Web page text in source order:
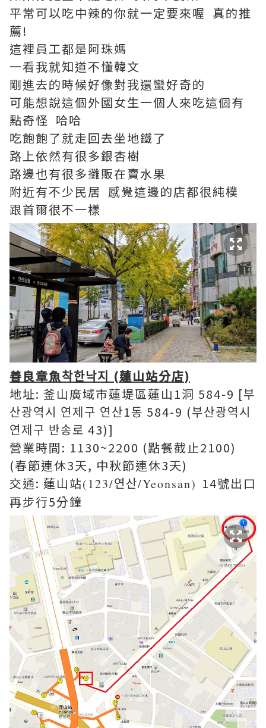
平常可以吃中辣的你就一定要來喔 真的推
薦!
這裡員工都是阿珠媽
一看我就知道不懂韓文
剛進去的時候好像對我還蠻好奇的
可能想說這個外國女生一個人來吃這個有
點奇怪 哈哈
吃飽飽了就走回去坐地鐵了
路上依然有很多銀杏樹
路邊也有很多攤販在賣水果
附近有不少民居 感覺這邊的店都很純樸
跟首爾很不一樣
善良章魚착한낙지 (蓮山站分店)
地址: 釜山廣域市蓮堤區蓮山1洞 584-9 [부
산광역시 연제구 연산1동 584-9 (부산광역시
연제구 반송로 43)]
營業時間: 1130~2200 (點餐截止2100)
(春節連休3天, 中秋節連休3天)
交通: 蓮山站(123/연산/Yeonsan) 14號出口
再步行5分鐘